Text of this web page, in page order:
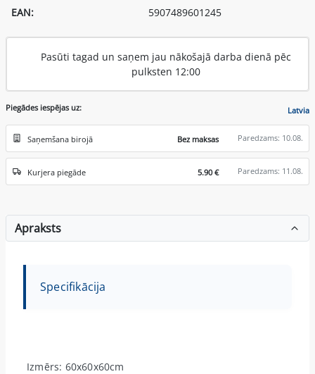
EAN:
5907489601245
Pasūti tagad un saņem jau nākošajā darba dienā pēc
pulksten 12:00
Piegādes iespējas uz: Latvia
Saņemšana birojā Bez maksas Paredzams: 10.08.
Kurjera piegāde 5.90 € Paredzams: 11.08.
Apraksts
Specifikācija
Izmērs: 60x60x60cm